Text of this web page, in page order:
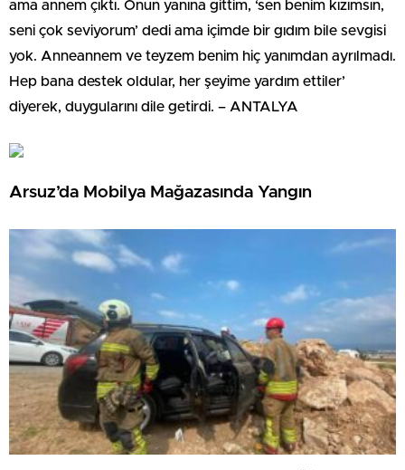
ama annem çıktı. Onun yanına gittim, ‘sen benim kızımsın,
seni çok seviyorum’ dedi ama içimde bir gıdım bile sevgisi
yok. Anneannem ve teyzem benim hiç yanımdan ayrılmadı.
Hep bana destek oldular, her şeyime yardım ettiler’
diyerek, duygularını dile getirdi. – ANTALYA
Arsuz’da Mobilya Mağazasında Yangın